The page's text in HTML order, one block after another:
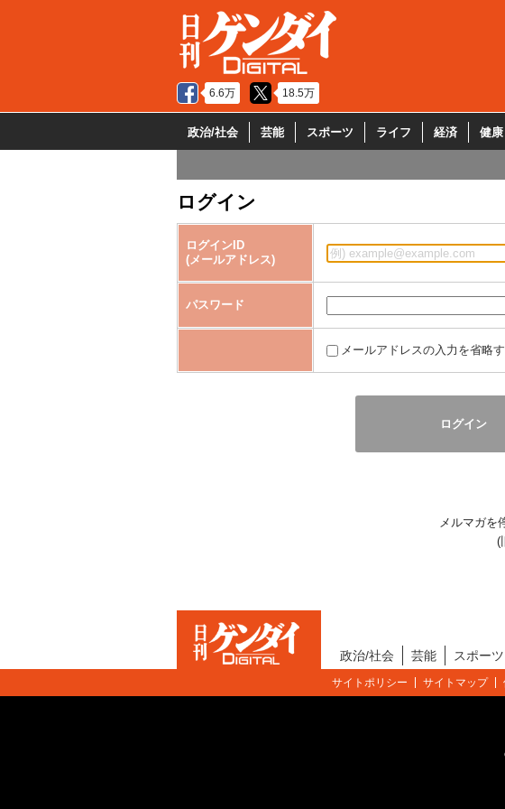
6.6万 18.5万
政治/社会 芸能 スポーツ ライフ 経済 健康
ログイン
ログインID
(メールアドレス)
パスワード
メールアドレスの入力を省略
メルマガを
(
政治/社会 芸能 スポーツ
サイトポリシー サイトマップ